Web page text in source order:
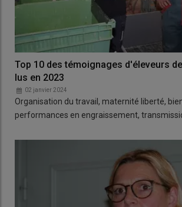
Top 10 des témoignages d'éleveurs
lus en 2023
02 janvier 2024
Organisation du travail, maternité liberté,
performances en engraissement,